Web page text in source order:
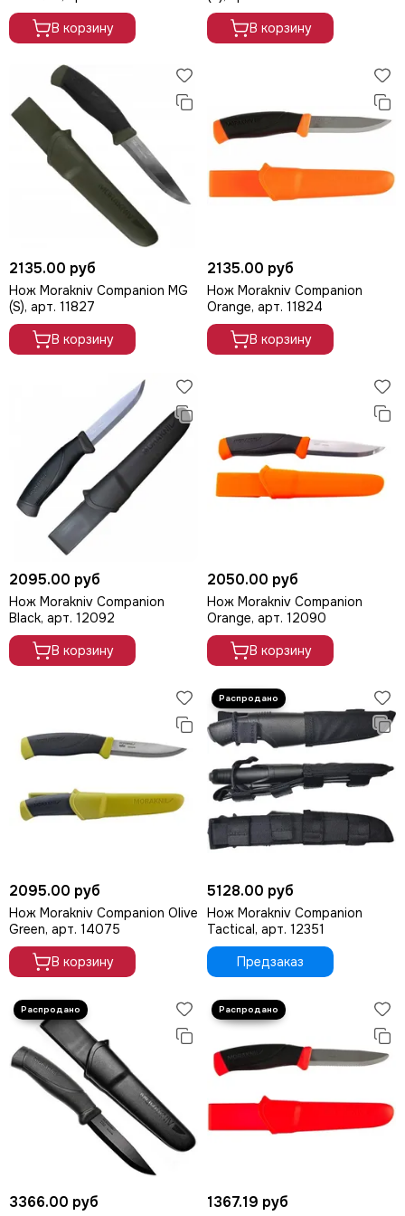
В корзину
В корзину
2135.00 руб
Нож Morakniv Companion MG
(S), арт. 11827
В корзину
2135.00 руб
Нож Morakniv Companion
Orange, арт. 11824
В корзину
2095.00 руб
Нож Morakniv Companion
Black, арт. 12092
В корзину
2050.00 руб
Нож Morakniv Companion
Orange, арт. 12090
В корзину
2095.00 руб
Нож Morakniv Companion Olive
Green, арт. 14075
В корзину
5128.00 руб
Нож Morakniv Companion
Tactical, арт. 12351
Предзаказ
3366.00 руб 1367.19 руб